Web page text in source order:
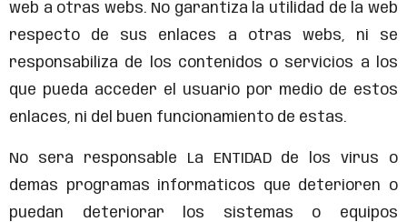
web a otras webs. No garantiza la utilidad de la web
respecto de sus enlaces a otras webs, ni se
responsabiliza de los contenidos o servicios a los
que pueda acceder el usuario por medio de estos
enlaces, ni del buen funcionamiento de éstas.
No será responsable La ENTIDAD de los virus o
demás programas informáticos que deterioren o
puedan deteriorar los sistemas o equipos